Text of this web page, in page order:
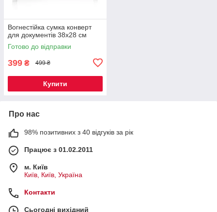
Вогнестійка сумка конверт
для документів 38x28 см
Готово до відправки
399 ₴ 499 ₴
Купити
Про нас
98% позитивних з 40 відгуків за рік
Працює з 01.02.2011
м. Київ
Київ, Київ, Україна
Контакти
Сьогодні вихідний